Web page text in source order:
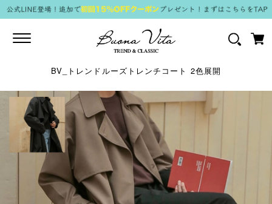
Toggle
BV_トレンドルーズトレンチコート 2色展開